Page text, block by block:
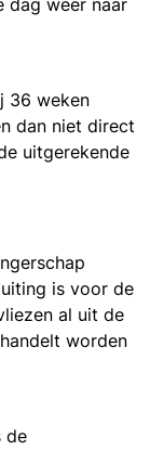
dag weer naar
36 weken
dan niet direct
uitgerekende
is voor de
al uit de
worden
de